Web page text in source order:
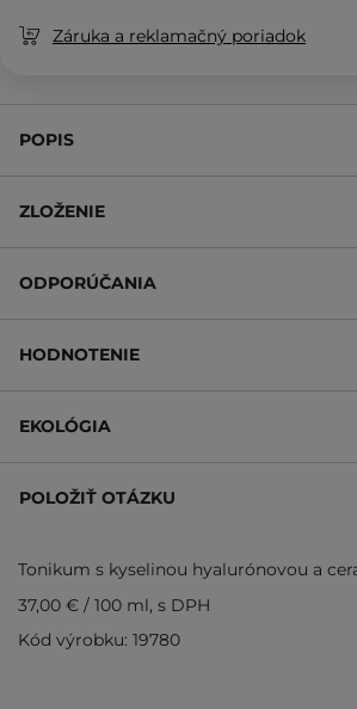
Záruka a reklamačný poriadok
POPIS
ZLOŽENIE
ODPORÚČANIA
HODNOTENIE
EKOLÓGIA
POLOŽIŤ OTÁZKU
Tonikum s kyselinou hyalurónovou a
37,00 € / 100 ml, s DPH
Kód výrobku: 19780